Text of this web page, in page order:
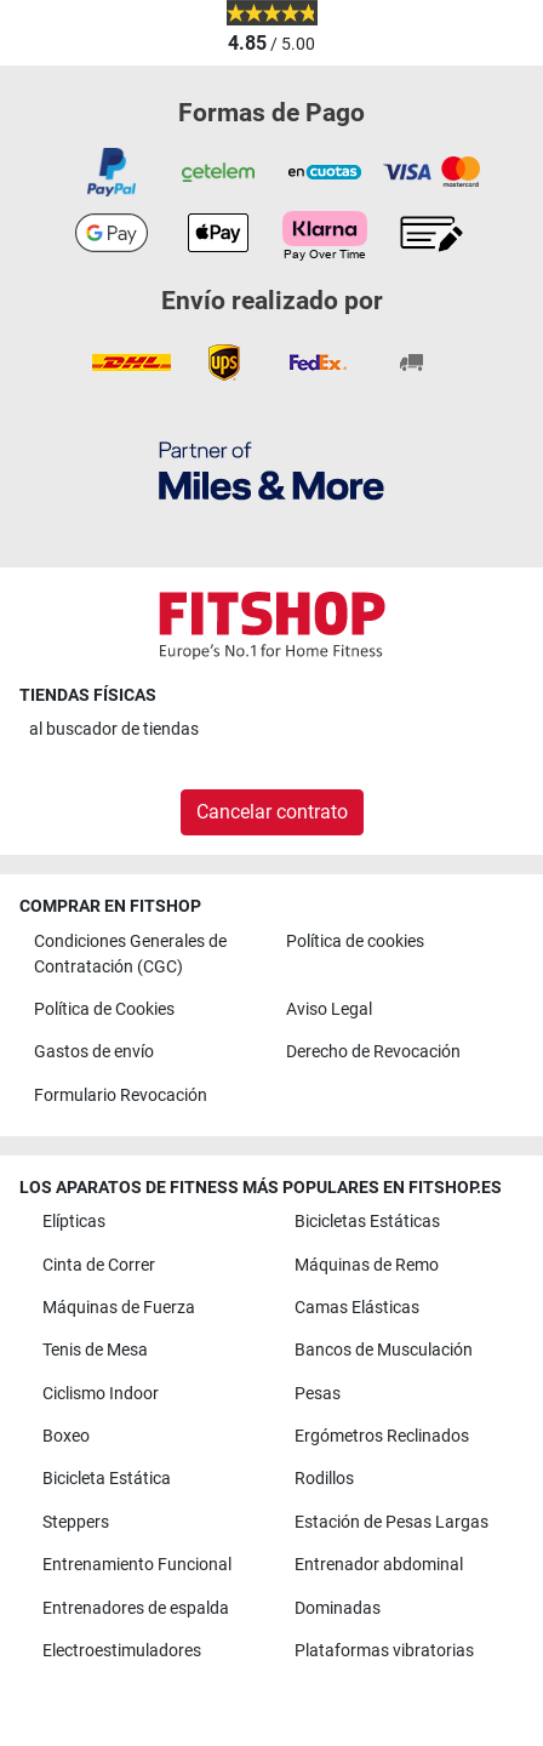
4.85/ 5.00
Formas de Pago
Envío realizado por
TIENDAS FÍSICAS
al buscador de tiendas
Cancelar contrato
COMPRAR EN FITSHOP
Condiciones Generales de
Contratación (CGC)
Política de cookies
Política de Cookies Aviso Legal
Gastos de envío Derecho de Revocación
Formulario Revocación
LOS APARATOS DE FITNESS MÁS POPULARES EN FITSHOP.ES
Elípticas
Bicicletas Estáticas
Cinta de Correr Máquinas de Remo
Máquinas de Fuerza Camas Elásticas
Tenis de Mesa Bancos de Musculación
Ciclismo Indoor Pesas
Boxeo Ergómetros Reclinados
Bicicleta Estática Rodillos
Steppers Estación de Pesas Largas
Entrenamiento Funcional Entrenador abdominal
Entrenadores de espalda Dominadas
Electroestimuladores Plataformas vibratorias